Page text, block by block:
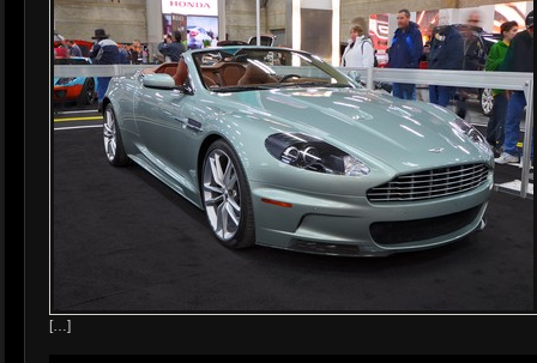
[…]